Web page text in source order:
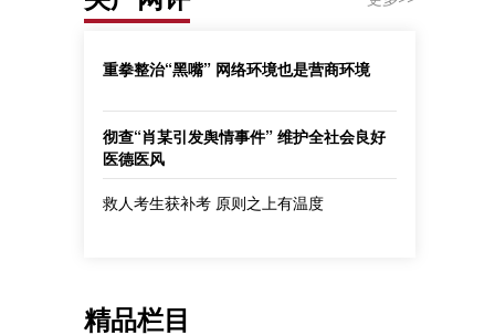
重拳整治“黑嘴” 网络环境也是营商环境
彻查“肖某引发舆情事件” 维护全社会良好
医德医风
救人考生获补考 原则之上有温度
精品栏目